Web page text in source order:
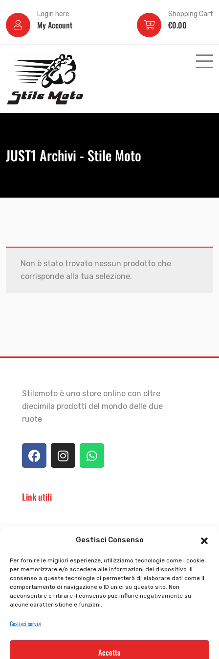
Gestisci Consenso
Per fornire le migliori esperienze, utilizziamo tecnologie come i cookie
per memorizzare e/o accedere alle informazioni del dispositivo. Il
consenso a queste tecnologie ci permetterà di elaborare dati come il
comportamento di navigazione o ID unici su questo sito. Non
acconsentire o ritirare il consenso può influire negativamente su
alcune caratteristiche e funzioni.
Gestisci servizi
Accetta
Login here
My Account
Shopping Cart
€0.00
JUST1 Archivi - Stile Moto
Non è stato trovato nessun prodotto che
corrisponde alla tua selezione.
Stilemoto è uno store online con oltre
diecimila prodotti del mondo delle due
ruote
Link utili
Privacy policy
Cookie policy
Tutti prodotti
Termini e condizioni